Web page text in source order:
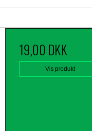
19,00 DKK
Vis produkt